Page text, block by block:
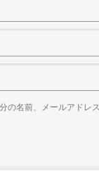
の名前、メールアドレ